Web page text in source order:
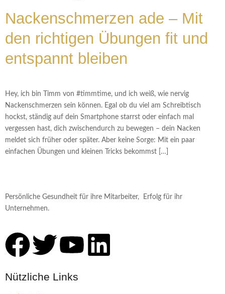
Nackenschmerzen ade – Mit
den richtigen Übungen fit und
entspannt bleiben
Hey, ich bin Timm von #timmtime, und ich weiß, wie nervig
Nackenschmerzen sein können. Egal ob du viel am Schreibtisch
hockst, ständig auf dein Smartphone starrst oder einfach mal
vergessen hast, dich zwischendurch zu bewegen – dein Nacken
meldet sich früher oder später. Aber keine Sorge: Mit ein paar
einfachen Übungen und kleinen Tricks bekommst […]
Persönliche Gesundheit für ihre Mitarbeiter, Erfolg für ihr
Unternehmen.
Nützliche Links